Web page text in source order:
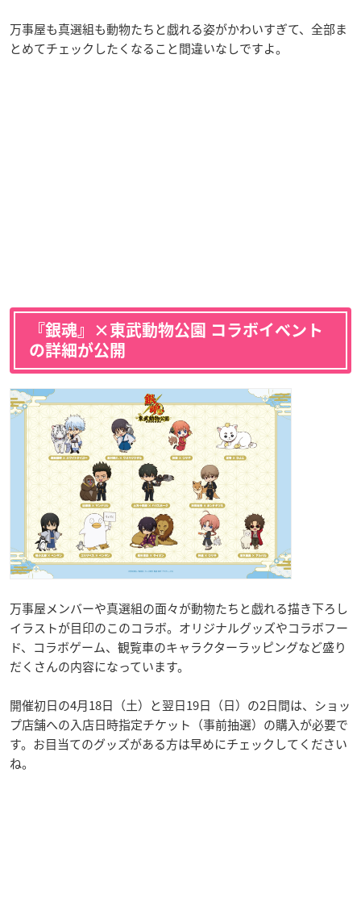
万事屋も真選組も動物たちと戯れる姿がかわいすぎて、全部ま
とめてチェックしたくなること間違いなしですよ。
『銀魂』×東武動物公園 コラボイベント
の詳細が公開
万事屋メンバーや真選組の面々が動物たちと戯れる描き下ろし
イラストが目印のこのコラボ。オリジナルグッズやコラボフー
ド、コラボゲーム、観覧車のキャラクターラッピングなど盛り
だくさんの内容になっています。
開催初日の4月18日（土）と翌日19日（日）の2日間は、ショッ
プ店舗への入店日時指定チケット（事前抽選）の購入が必要で
す。お目当てのグッズがある方は早めにチェックしてください
ね。